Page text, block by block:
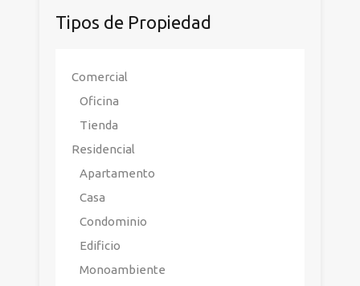
Tipos de Propiedad
Comercial
Oficina
Tienda
Residencial
Apartamento
Casa
Condominio
Edificio
Monoambiente